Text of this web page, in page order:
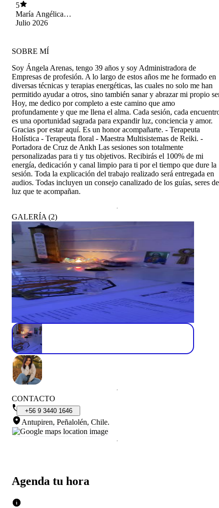
5
María Angélica
Morales Retamal
Julio 2026
Agenda tu hora
SOBRE MÍ
Soy Ángela Arenas, tengo 39 años y soy Administradora de
Empresas de profesión. A lo largo de estos años me he formado en
diversas técnicas y terapias energéticas, las cuales no solo me han
permitido ayudar a otros, sino también sanar y abrazar mi propio
Hoy, me dedico por completo a este camino que amo
profundamente y que me llena el alma. Cada sesión, cada
es una oportunidad sagrada para expandir luz, conciencia y amor.
Gracias por estar aquí. Es un honor acompañarte. - Terapeuta
Holística - Terapeuta floral - Maestra Multisistemas de Reiki. -
Portadora de Cruz de Ankh Las sesiones son totalmente
personalizadas para ti y tus objetivos. Recibirás el 100% de mi
energía, dedicación y canal limpio para ti por el tiempo que dure la
sesión. Toda la explicación del trabajo realizado será entregada en
audios. Todas incluyen un consejo canalizado de los guías, seres de
luz que te acompañan.
GALERÍA (2)
CONTACTO
+56 9 3440 1646
Antupiren, Peñalolén, Chile.